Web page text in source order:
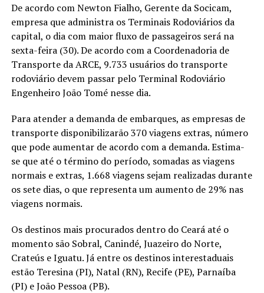
De acordo com Newton Fialho, Gerente da Socicam,
empresa que administra os Terminais Rodoviários da
capital, o dia com maior fluxo de passageiros será na
sexta-feira (30). De acordo com a Coordenadoria de
Transporte da ARCE, 9.733 usuários do transporte
rodoviário devem passar pelo Terminal Rodoviário
Engenheiro João Tomé nesse dia.
Para atender a demanda de embarques, as empresas de
transporte disponibilizarão 370 viagens extras, número
que pode aumentar de acordo com a demanda. Estima-
se que até o término do período, somadas as viagens
normais e extras, 1.668 viagens sejam realizadas durante
os sete dias, o que representa um aumento de 29% nas
viagens normais.
Os destinos mais procurados dentro do Ceará até o
momento são Sobral, Canindé, Juazeiro do Norte,
Crateús e Iguatu. Já entre os destinos interestaduais
estão Teresina (PI), Natal (RN), Recife (PE), Parnaíba
(PI) e João Pessoa (PB).